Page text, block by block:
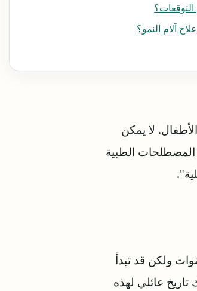
آلام النمو؟
لا يمكن
المصطلحات الطبية
الأطفال من كلا الجنسين الذين تتراوح أعمارهم بين 3 إلى 7 سنوات ولكن قد تبدأ
عادة ما يكون هناك تاريخ عائلي لهذه